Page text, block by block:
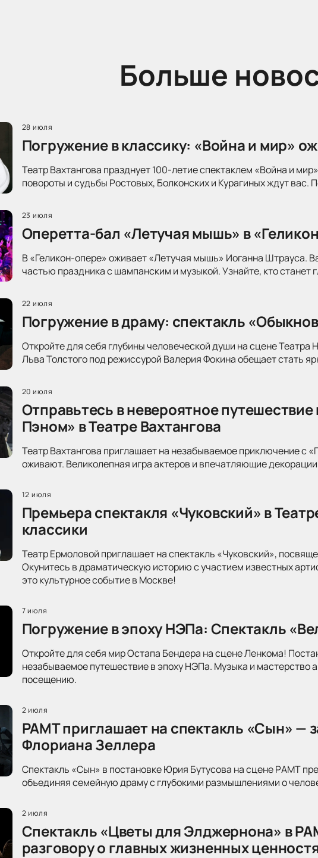
Больше
28 июля
Погружение в классику: «Война и мир»
Театр Вахтангова празднует 100-летие спектаклем «Война и
повороты и судьбы Ростовых, Болконских и Курагиных ждут вас.
23 июля
Оперетта-бал «Летучая мышь» в
В «Геликон-опере» оживает «Летучая мышь» Иоганна Штрауса.
частью праздника с шампанским и музыкой. Узнайте, кто станет
22 июля
Погружение в драму: спектакль
Откройте для себя глубины человеческой души на сцене
Льва Толстого под режиссурой Валерия Фокина обещает стать
20 июля
Отправьтесь в невероятное
Пэном» в Театре Вахтангова
Театр Вахтангова приглашает на незабываемое приключение
оживают. Великолепная игра актеров и впечатляющие
12 июля
Премьера спектакля «Чуковский» в
классики
Театр Ермоловой приглашает на спектакль «Чуковский»,
Окунитесь в драматическую историю с участием известных
это культурное событие в Москве!
7 июля
Погружение в эпоху НЭПа: Спектакль
Откройте для себя мир Остапа Бендера на сцене Ленкома!
незабываемое путешествие в эпоху НЭПа. Музыка и мастерство
посещению.
2 июля
РАМТ приглашает на спектакль «Сын» —
Флориана Зеллера
Спектакль «Сын» в постановке Юрия Бутусова на сцене РАМТ
объединяя семейную драму с глубокими размышлениями о
2 июля
Спектакль «Цветы для Элджернона» в
разговору о главных жизненных